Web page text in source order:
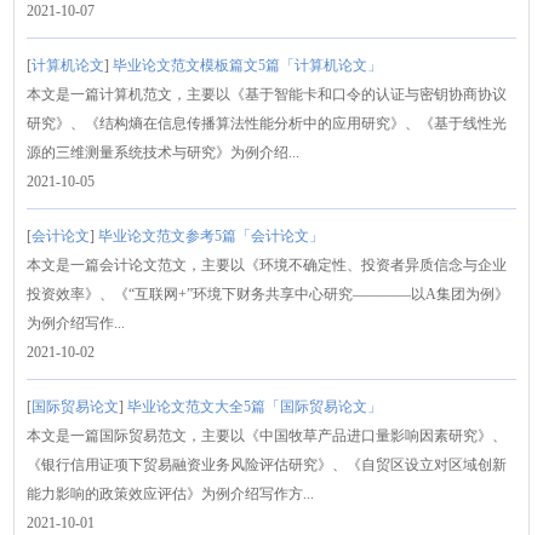
2021-10-07
[计算机论文]毕业论文范文模板篇文5篇「计算机论文」
本文是一篇计算机范文，主要以《基于智能卡和口令的认证与密钥协商协议
研究》、《结构熵在信息传播算法性能分析中的应用研究》、《基于线性光
源的三维测量系统技术与研究》为例介绍...
2021-10-05
[会计论文]毕业论文范文参考5篇「会计论文」
本文是一篇会计论文范文，主要以《环境不确定性、投资者异质信念与企业
投资效率》、《“互联网+”环境下财务共享中心研究————以A集团为例》
为例介绍写作...
2021-10-02
[国际贸易论文]毕业论文范文大全5篇「国际贸易论文」
本文是一篇国际贸易范文，主要以《中国牧草产品进口量影响因素研究》、
《银行信用证项下贸易融资业务风险评估研究》、《自贸区设立对区域创新
能力影响的政策效应评估》为例介绍写作方...
2021-10-01